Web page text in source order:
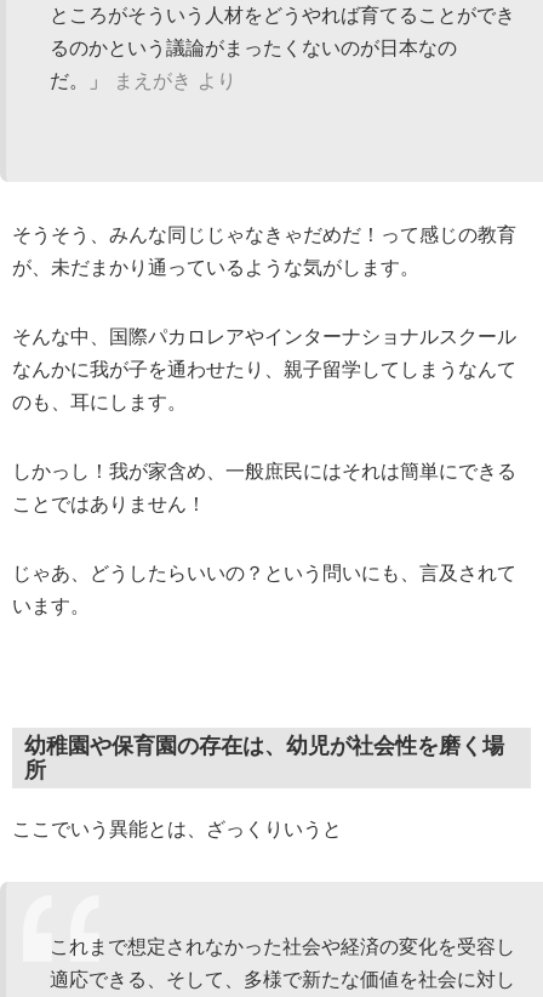
ところがそういう人材をどうやれば育てることができ
るのかという議論がまったくないのが日本なの
だ。」
まえがき より
そうそう、みんな同じじゃなきゃだめだ！って感じの教育
が、未だまかり通っているような気がします。
そんな中、国際パカロレアやインターナショナルスクール
なんかに我が子を通わせたり、親子留学してしまうなんて
のも、耳にします。
しかっし！我が家含め、一般庶民にはそれは簡単にできる
ことではありません！
じゃあ、どうしたらいいの？という問いにも、言及されて
います。
幼稚園や保育園の存在は、幼児が社会性を磨く場
所
ここでいう異能とは、ざっくりいうと
これまで想定されなかった社会や経済の変化を受容し
適応できる、そして、多様で新たな価値を社会に対し